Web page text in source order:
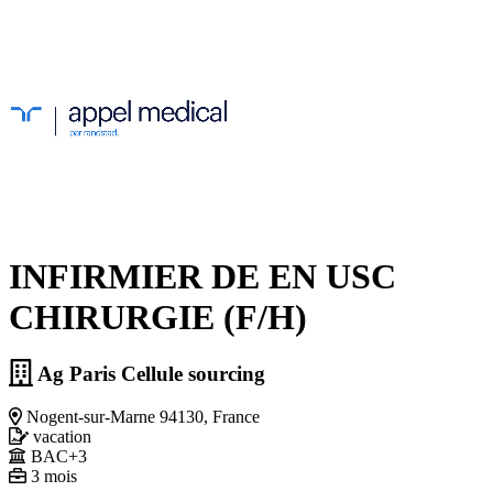
INFIRMIER DE EN USC
CHIRURGIE (F/H)
Ag Paris Cellule sourcing
Nogent-sur-Marne 94130, France
vacation
BAC+3
3 mois